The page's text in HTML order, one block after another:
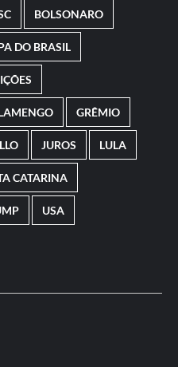
BOLSONARO
DO BRASIL
GRÊMIO
JUROS LULA
CATARINA
USA